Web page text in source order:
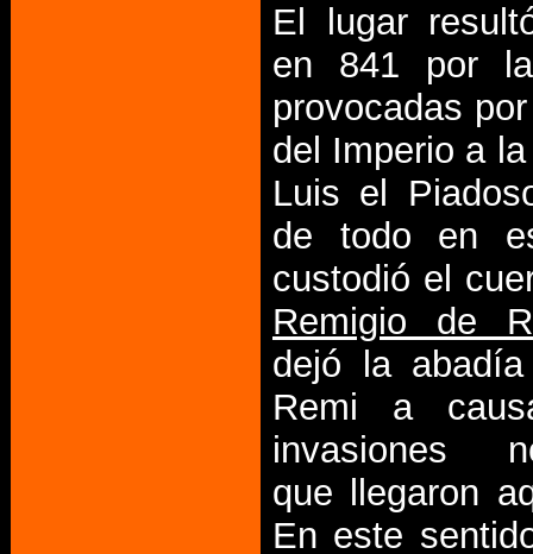
El lugar
en 841 por
provocadas
del Imperio a
Luis el
de todo en
custodió el
Remigio de
dejó la
Remi a
invasiones
que llegaron
En este